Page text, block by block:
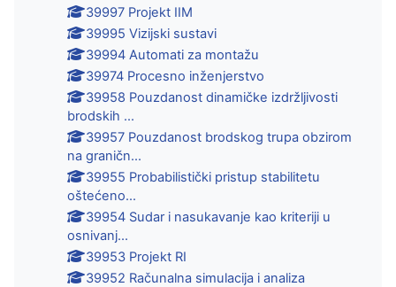
39997 Projekt IIM
39995 Vizijski sustavi
39994 Automati za montažu
39974 Procesno inženjerstvo
39958 Pouzdanost dinamičke izdržljivosti
brodskih ...
39957 Pouzdanost brodskog trupa obzirom
na graničn...
39955 Probabilistički pristup stabilitetu
oštećeno...
39954 Sudar i nasukavanje kao kriteriji u
osnivanj...
39953 Projekt RI
39952 Računalna simulacija i analiza